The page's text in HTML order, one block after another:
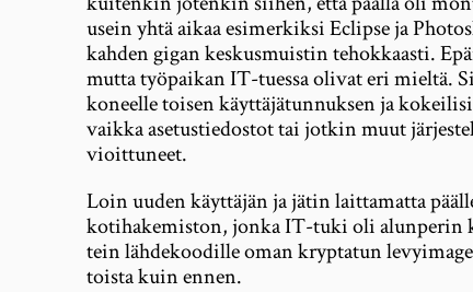
usein yhtä aikaa esimerkiksi Eclipse ja
kahden gigan keskusmuistin tehokkaasti.
mutta työpaikan IT-tuessa olivat eri mieltä.
koneelle toisen käyttäjätunnuksen ja
vaikka asetustiedostot tai jotkin muut
vioittuneet.
Loin uuden käyttäjän ja jätin laittamatta
kotihakemiston, jonka IT-tuki oli alunperin
tein lähdekoodille oman kryptatun
toista kuin ennen.